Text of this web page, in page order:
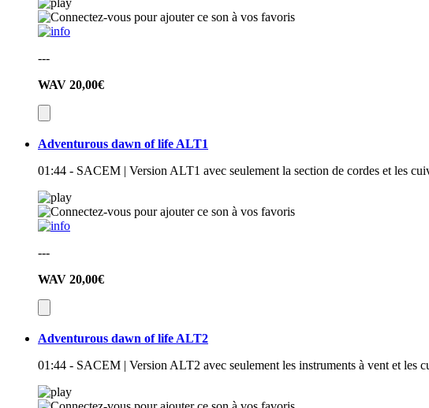
---
WAV 20,00€
Adventurous dawn of life ALT1
01:44 - SACEM | Version ALT1 avec seulement la section de cordes et les
---
WAV 20,00€
Adventurous dawn of life ALT2
01:44 - SACEM | Version ALT2 avec seulement les instruments à vent et les